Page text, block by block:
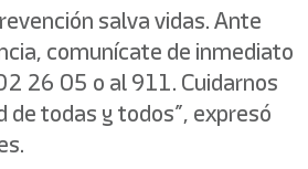
salva vidas. Ante
comunícate de inmediato
26 05 o al 911. Cuidarnos
de todas y todos”, expresó